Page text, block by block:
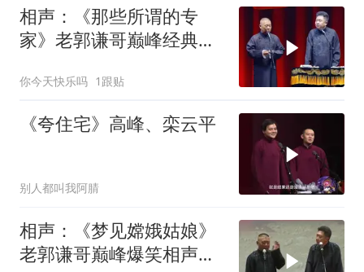
相声：《那些所谓的专
家》老郭谦哥巅峰经典爆
你今天快乐吗 1跟贴
《夸住宅》高峰、栾云平
别人都叫我阿腈
相声：《梦见嫦娥姑娘》
老郭谦哥巅峰爆笑相声太